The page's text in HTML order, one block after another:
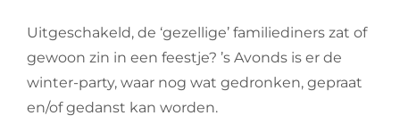
Uitgeschakeld, de ‘gezellige’ familiediners zat of
gewoon zin in een feestje? ’s Avonds is er de
winter-party, waar nog wat gedronken, gepraat
en/of gedanst kan worden.